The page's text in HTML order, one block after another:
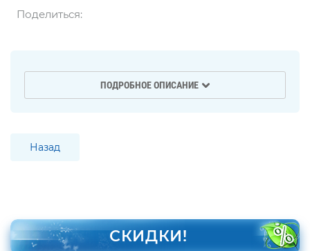
СКИДКИ!
Поделиться:
ПОДРОБНОЕ ОПИСАНИЕ
Назад